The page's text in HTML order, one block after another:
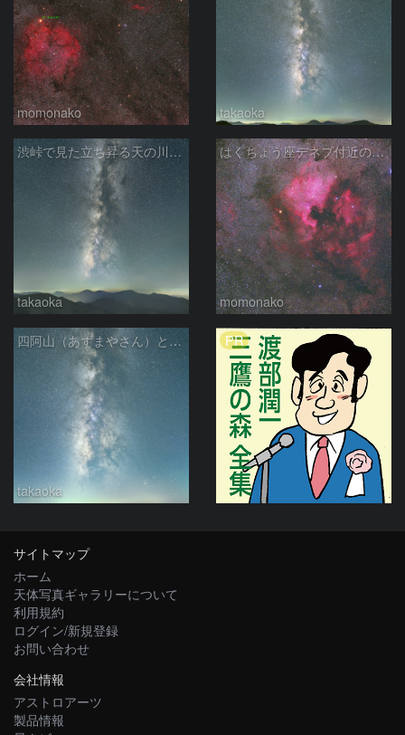
momonako takaoka
渋峠で見た立ち昇る天の川銀河
takaoka
はくちょう座デネブ付近の空域 260720
momonako
四阿山（あずまやさん）と立ち昇る夏の銀河
takaoka
PR
サイトマップ
ホーム
天体写真ギャラリーについて
利用規約
ログイン/新規登録
お問い合わせ
会社情報
アストロアーツ
製品情報